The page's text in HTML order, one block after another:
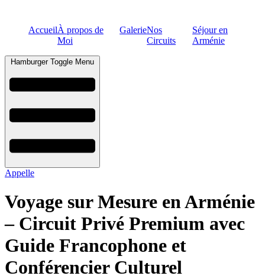
AccueilÀ propos de
Moi
GalerieNos
Circuits
Séjour en
Arménie
Hamburger Toggle Menu
Appelle
Voyage sur Mesure en Arménie
– Circuit Privé Premium avec
Guide Francophone et
Conférencier Culturel